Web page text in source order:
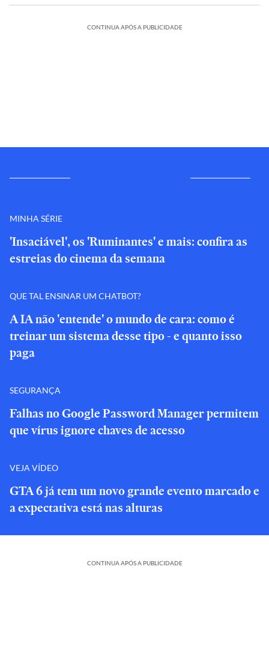
CONTINUA APÓS A PUBLICIDADE
MINHA SÉRIE
'Insaciável', os 'Ruminantes' e mais: confira as
estreias do cinema da semana
QUE TAL ENSINAR UM CHATBOT?
A IA não 'entende' o mundo de cara: como é
treinar um sistema desse tipo - e quanto isso
paga
SEGURANÇA
Falhas no Google Password Manager permitem
que vírus ignore chaves de acesso
VEJA VÍDEO
GTA 6 já tem um novo grande evento marcado e
a expectativa está nas alturas
CONTINUA APÓS A PUBLICIDADE